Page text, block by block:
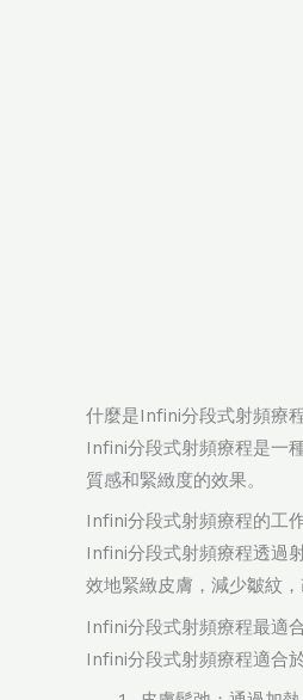
什麼是Infini分段式射頻療
Infini分段式射頻療程是一
質感和緊緻度的效果。
Infini分段式射頻療程的工
Infini分段式射頻療程透過
效地緊緻皮膚，減少皺紋
Infini分段式射頻療程最適
Infini分段式射頻療程適合